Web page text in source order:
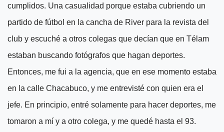
cumplidos. Una casualidad porque estaba cubriendo un
partido de fútbol en la cancha de River para la revista del
club y escuché a otros colegas que decían que en Télam
estaban buscando fotógrafos que hagan deportes.
Entonces, me fui a la agencia, que en ese momento estaba
en la calle Chacabuco, y me entrevisté con quien era el
jefe. En principio, entré solamente para hacer deportes, me
tomaron a mí y a otro colega, y me quedé hasta el 93.